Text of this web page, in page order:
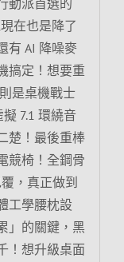
現在也是降了
有 AI 降噪麥
搞定！想要重
是桌機戰士
7.1 環繞音
楚！最後重棒
競椅！全鋼骨
，真正做到
工學腰枕設
」的關鍵，黑
！想升級桌面